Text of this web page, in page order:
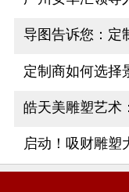
导图告诉您：定
定制商如何选择
皓天美雕塑艺术
启动！吸财雕塑